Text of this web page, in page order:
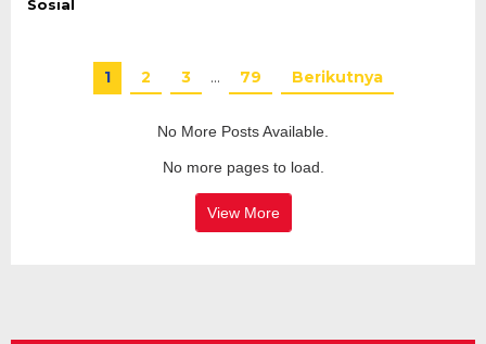
Sosial
1 2 3 … 79 Berikutnya
No More Posts Available.
No more pages to load.
View More